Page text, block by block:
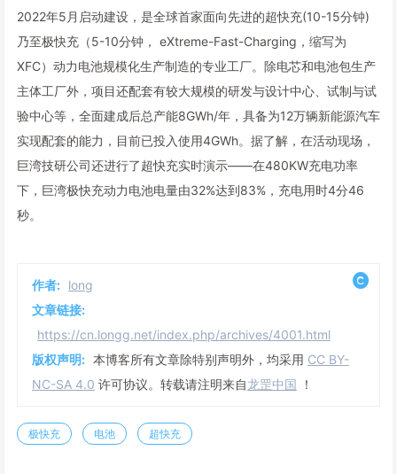
2022年5月启动建设，是全球首家面向先进的超快充(10-15分钟)
乃至极快充（5-10分钟， eXtreme-Fast-Charging，缩写为
XFC）动力电池规模化生产制造的专业工厂。除电芯和电池包生产
主体工厂外，项目还配套有较大规模的研发与设计中心、试制与试
验中心等，全面建成后总产能8GWh/年，具备为12万辆新能源汽车
实现配套的能力，目前已投入使用4GWh。据了解，在活动现场，
巨湾技研公司还进行了超快充实时演示——在480KW充电功率
下，巨湾极快充动力电池电量由32%达到83%，充电用时4分46
秒。
作者: long
文章链接:
https://cn.longg.net/index.php/archives/4001.html
版权声明: 本博客所有文章除特别声明外，均采用 CC BY-
NC-SA 4.0 许可协议。转载请注明来自龙罡中国 ！
极快充 电池 超快充